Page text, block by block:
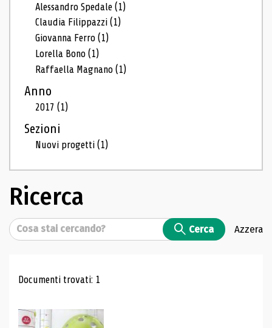
Alessandro Spedale(1)
Claudia Filippazzi(1)
Giovanna Ferro(1)
Lorella Bono(1)
Raffaella Magnano(1)
Anno
2017(1)
Sezioni
Nuovi progetti(1)
Ricerca
Cerca Cerca Azzera
Risultati di ricerca
Documenti trovati: 1